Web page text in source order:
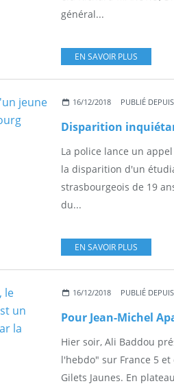
général...
EN SAVOIR PLUS
16/12/2018 PUBLIÉ
La police lance un
la disparition d'un
strasbourgeois de 19
du...
EN SAVOIR PLUS
16/12/2018 PUBLIÉ
Hier soir, Ali Baddou
l'hebdo" sur France 5 et
Gilets Jaunes. En